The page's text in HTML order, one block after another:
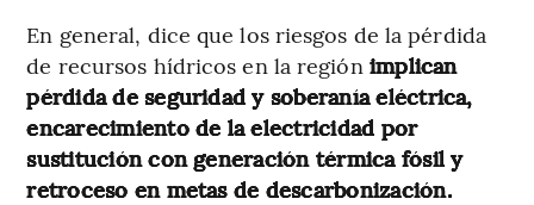
En general, dice que los riesgos de la pérdida
de recursos hídricos en la región implican
pérdida de seguridad y soberanía eléctrica,
encarecimiento de la electricidad por
sustitución con generación térmica fósil y
retroceso en metas de descarbonización.